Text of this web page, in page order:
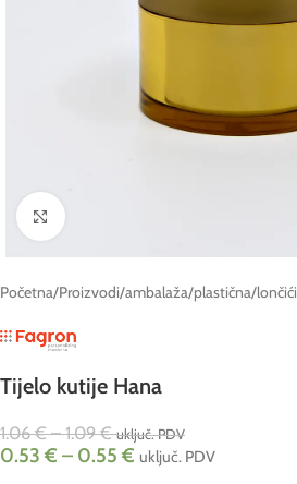
Click to enlarge
Početna/Proizvodi/ambalaža/plastična/lončići
Tijelo kutije Hana
1.06€ – 1.09€ uključ. PDV
0.53 € – 0.55 € uključ. PDV